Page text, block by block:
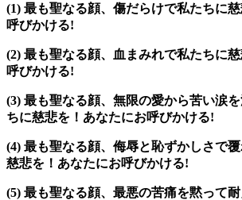
(1) 最も聖なる顔、傷だらけで私たちに
呼びかける!
(2) 最も聖なる顔、血まみれで私たちに
呼びかける!
(3) 最も聖なる顔、無限の愛から苦い涙
ちに慈悲を！あなたにお呼びかける!
(4) 最も聖なる顔、侮辱と恥ずかしさで
慈悲を！あなたにお呼びかける!
(5) 最も聖なる顔、最悪の苦痛を黙って